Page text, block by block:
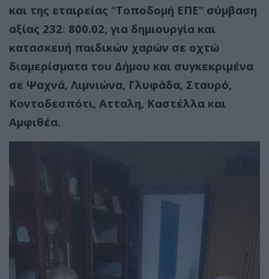
και της εταιρείας “Τοποδομή ΕΠΕ” σύμβαση
αξίας 232. 800.02, για δημιουργία και
κατασκευή παιδικών χαρών σε οχτώ
διαμερίσματα του Δήμου και συγκεκριμένα
σε Ψαχνά, Λιμνιώνα, Γλυφάδα, Σταυρό,
Κοντοδεσπότι, Ατταλη, Καστέλλα και
Αμφιθέα.